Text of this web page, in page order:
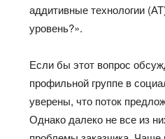
аддитивные технологии
уровень?».
Если бы этот вопрос
профильной группе в
уверены, что поток
Однако далеко не все из